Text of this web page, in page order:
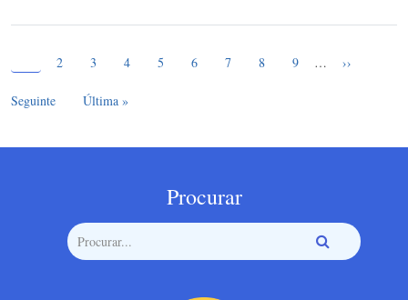
Page
2 Page
3 Page
4 Page
5 Page
6 Page
7 Page
8 Page
9 … Próxima
››
Seguinte Última página
Última »
Procurar